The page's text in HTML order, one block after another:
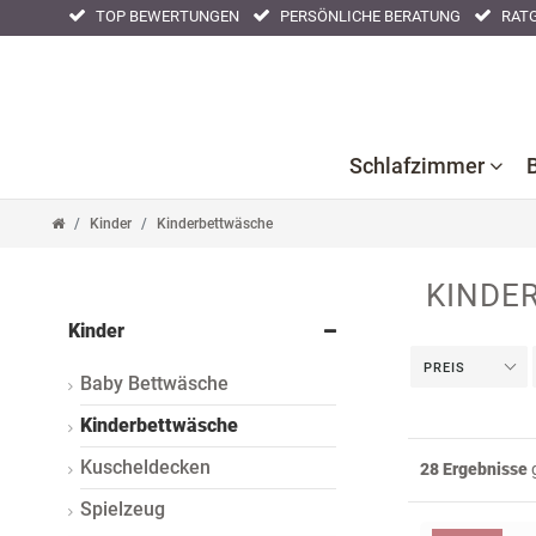
TOP BEWERTUNGEN PERSÖNLICHE BERATUNG
Schlafzimmer
Bettlaken
Bettwaren
Kissenbezüge
Nachtwäsche
Kinder Kinderbettwäsche
Kinder
Baby Bettwäsche
Kinderbettwäsche
Kuscheldecken
Spielzeug
PREIS
28 Ergebnisse
Filter
Filter